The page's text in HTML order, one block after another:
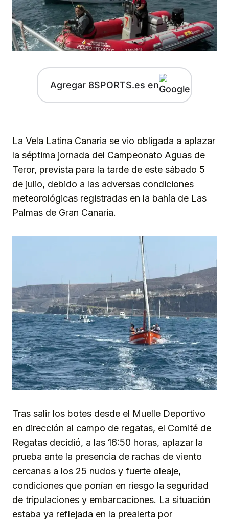
Agregar 8SPORTS.es en
La Vela Latina Canaria se vio obligada a aplazar
la séptima jornada del Campeonato Aguas de
Teror, prevista para la tarde de este sábado 5
de julio, debido a las adversas condiciones
meteorológicas registradas en la bahía de Las
Palmas de Gran Canaria.
Tras salir los botes desde el Muelle Deportivo
en dirección al campo de regatas, el Comité de
Regatas decidió, a las 16:50 horas, aplazar la
prueba ante la presencia de rachas de viento
cercanas a los 25 nudos y fuerte oleaje,
condiciones que ponían en riesgo la seguridad
de tripulaciones y embarcaciones. La situación
estaba ya reflejada en la prealerta por